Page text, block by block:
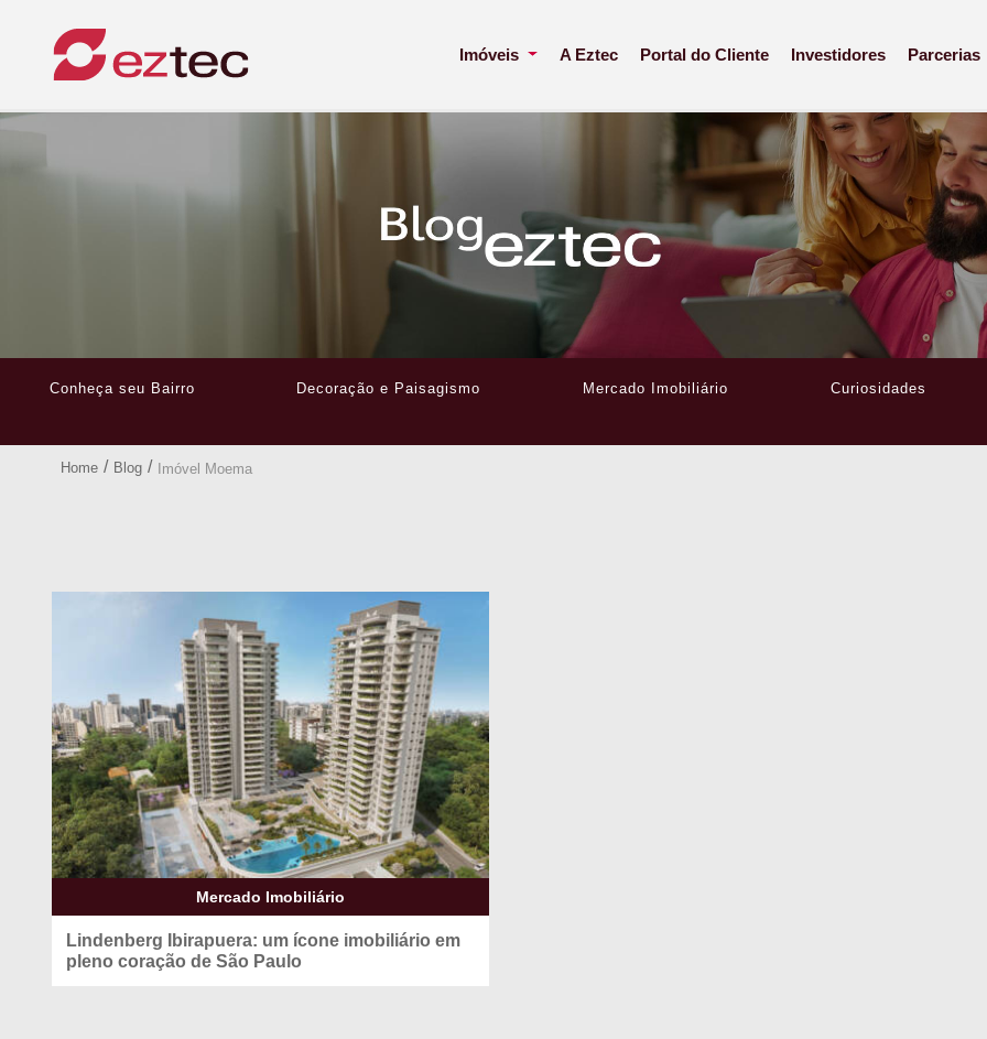
Imóveis A Eztec Portal do Cliente Investidores Parcerias
Conheça seu Bairro Decoração e Paisagismo Mercado Imobiliário Curiosidades
Home / Blog / Imóvel Moema
Mercado Imobiliário
Lindenberg Ibirapuera: um ícone imobiliário em
pleno coração de São Paulo